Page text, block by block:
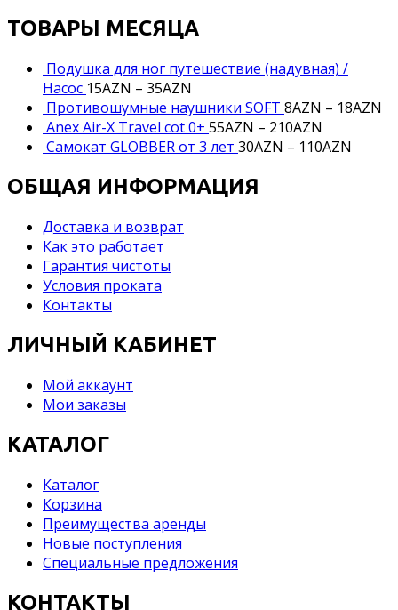
ТОВАРЫ МЕСЯЦА
Подушка для ног путешествие (надувная) /
Насос 15AZN – 35AZN
Противошумные наушники SOFT 8AZN – 18AZN
Anex Air-X Travel cot 0+ 55AZN – 210AZN
Самокат GLOBBER от 3 лет 30AZN – 110AZN
ОБЩАЯ ИНФОРМАЦИЯ
Доставка и возврат
Как это работает
Гарантия чистоты
Условия проката
Контакты
ЛИЧНЫЙ КАБИНЕТ
Мой аккаунт
Мои заказы
КАТАЛОГ
Каталог
Корзина
Преимущества аренды
Новые поступления
Специальные предложения
КОНТАКТЫ